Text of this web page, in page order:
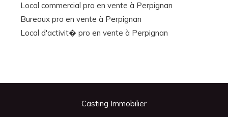
Local commercial pro en vente à Perpignan
Bureaux pro en vente à Perpignan
Local d'activit� pro en vente à Perpignan
Casting Immobilier